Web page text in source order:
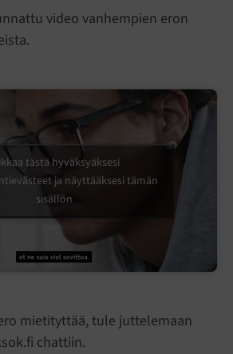
video vanhempien eron
tästä hyväksyäksesi
ja näyttääksesi tämän
sisällön
mietityttää, tule juttelemaan
chattiin.